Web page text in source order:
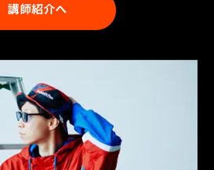
講師紹介へ